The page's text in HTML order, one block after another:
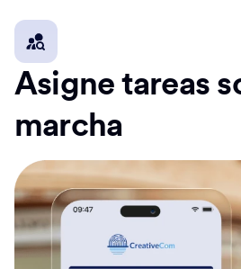
Asigne tareas
marcha